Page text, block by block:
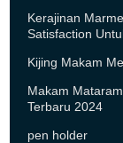
Kerajinan
Satisfaction
Kijing Makam
Makam
Terbaru 2024
pen holder